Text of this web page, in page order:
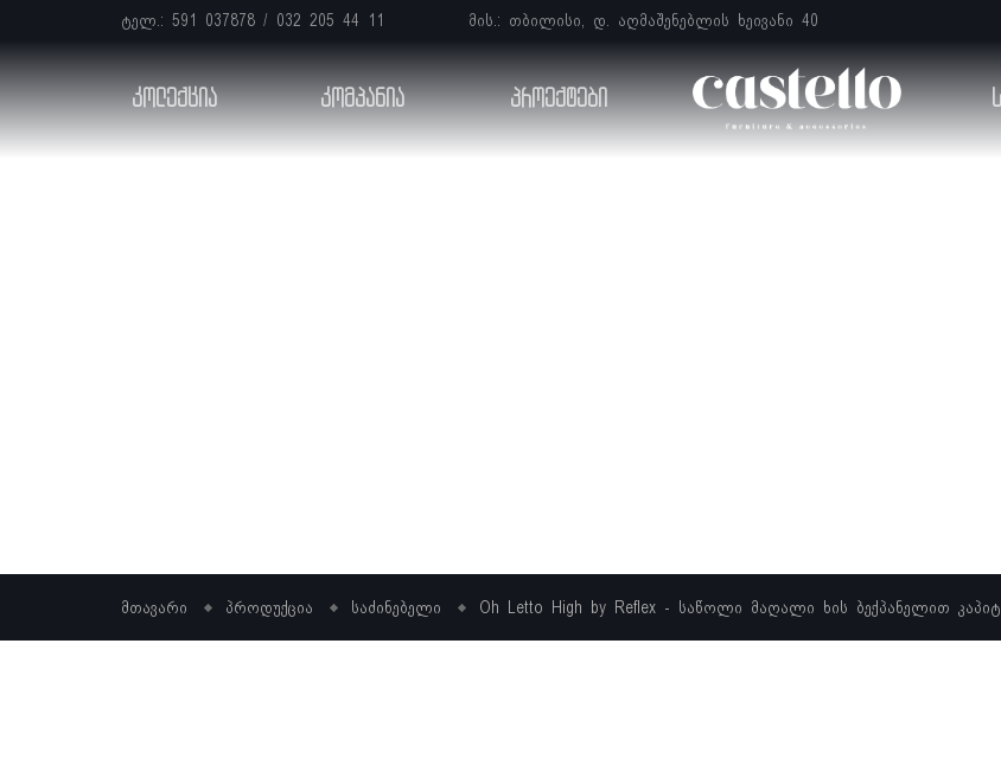
ტელ.: 591 037878 / 032 205 44 11 მის.: თბილისი, დ. აღმაშენებლის ხეივანი 40
კოლექცია კომპანია პროექტები
მთავარი პროდუქცია საძინებელი Oh Letto High by Reflex - საწოლი მაღალი ხის ბექპანელით